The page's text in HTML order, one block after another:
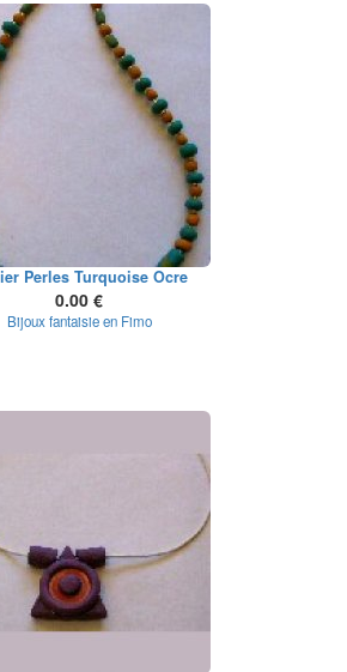
Perles Turquoise Ocre
0.00 €
Bijoux fantaisie en Fimo